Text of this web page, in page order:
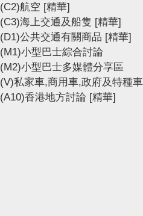
(C2)航空 [精華]
(C3)海上交通及船隻 [精華]
(D1)公共交通有關商品 [精華]
(M1)小型巴士綜合討論
(M2)小型巴士多媒體分享區
(V)私家車,商用車,政府及特種
(A10)香港地方討論 [精華]